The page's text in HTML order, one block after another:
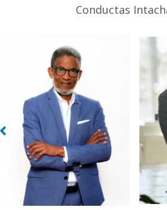
Conductas